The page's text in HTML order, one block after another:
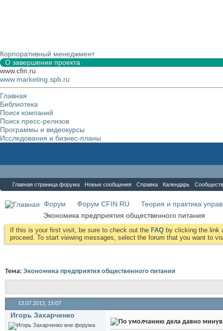
Корпоративный менеджмент
О завершении проекта
www.cfin.ru
www.marketing.spb.ru
Главная
Библиотека
Поиск компаний
Поиск пресс-релизов
Программы и видеокурсы
Исследования и бизнес-планы
Главная страница форума Новые сообщения Справка Календарь
Форум Форум CFIN.RU
Теория и практика
Экономика предприятия общественного питания
If this is your first visit, be sure to check out the FAQ by clicking the link
proceed. To start viewing messages, select the forum that you want to
Тема: Экономика предприятия общественного питания
13.07.2013, 15:07
Игорь Захарченко
дела давно